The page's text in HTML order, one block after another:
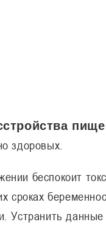
здоровых.
беспокоит
сроках
Устранить